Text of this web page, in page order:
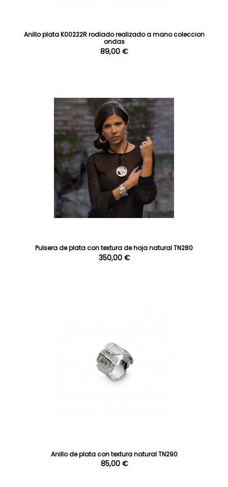
Anillo plata K00222R rodiado realizado a mano coleccion
ondas
89,00 €
Pulsera de plata con textura de hoja natural TN280
350,00 €
Anillo de plata con textura natural TN290
85,00 €